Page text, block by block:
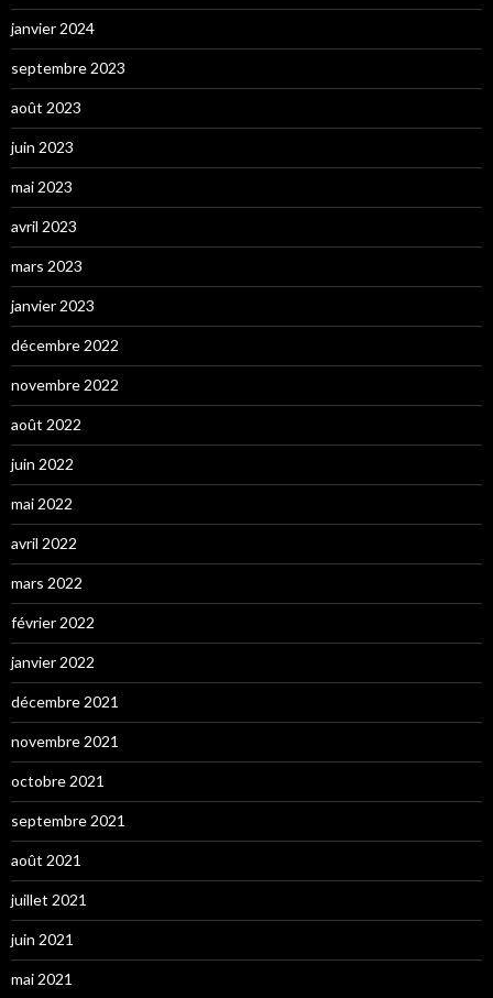
janvier 2024
septembre 2023
août 2023
juin 2023
mai 2023
avril 2023
mars 2023
janvier 2023
décembre 2022
novembre 2022
août 2022
juin 2022
mai 2022
avril 2022
mars 2022
février 2022
janvier 2022
décembre 2021
novembre 2021
octobre 2021
septembre 2021
août 2021
juillet 2021
juin 2021
mai 2021